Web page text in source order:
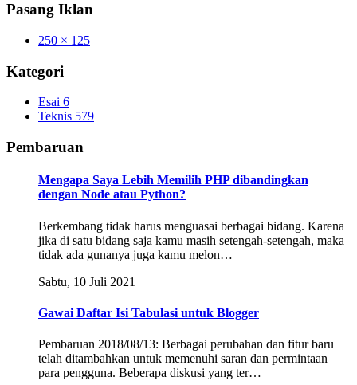
Pasang Iklan
250 × 125
Kategori
Esai 6
Teknis 579
Pembaruan
Mengapa Saya Lebih Memilih PHP dibandingkan
dengan Node atau Python?
Berkembang tidak harus menguasai berbagai bidang. Karena
jika di satu bidang saja kamu masih setengah-setengah, maka
tidak ada gunanya juga kamu melon…
Sabtu, 10 Juli 2021
Gawai Daftar Isi Tabulasi untuk Blogger
Pembaruan 2018/08/13: Berbagai perubahan dan fitur baru
telah ditambahkan untuk memenuhi saran dan permintaan
para pengguna. Beberapa diskusi yang ter…